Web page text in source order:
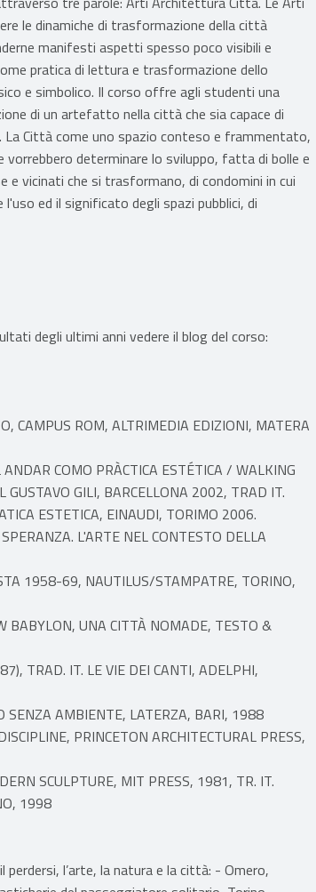
le dinamiche di trasformazione della città
manifesti aspetti spesso poco visibili e
pratica di lettura e trasformazione dello
e simbolico. Il corso offre agli studenti una
di un artefatto nella città che sia capace di
Città come uno spazio conteso e frammentato,
determinare lo sviluppo, fatta di bolle e
e vicinati che si trasformano, di condomini in cui
ed il significato degli spazi pubblici, di
degli ultimi anni vedere il blog del corso:
CAMPUS ROM, ALTRIMEDIA EDIZIONI, MATERA
COMO PRÀCTICA ESTÉTICA / WALKING
GUSTAVO GILI, BARCELLONA 2002, TRAD IT.
ESTETICA, EINAUDI, TORIMO 2006.
L'ARTE NEL CONTESTO DELLA
1958-69, NAUTILUS/STAMPATRE, TORINO,
BABYLON, UNA CITTÀ NOMADE, TESTO &
TRAD. IT. LE VIE DEI CANTI, ADELPHI,
SENZA AMBIENTE, LATERZA, BARI, 1988
PRINCETON ARCHITECTURAL PRESS,
SCULPTURE, MIT PRESS, 1981, TR. IT.
1998
l’arte, la natura e la città: - Omero,